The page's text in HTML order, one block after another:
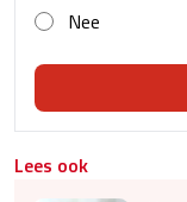
Nee
Lees ook